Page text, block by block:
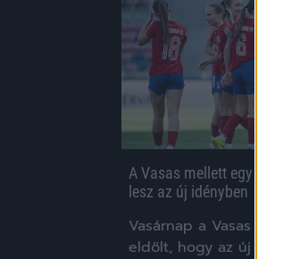
A Vasas mellett egy
lesz az új idényben
Vasárnap a Vasas
eldőlt, hogy az új